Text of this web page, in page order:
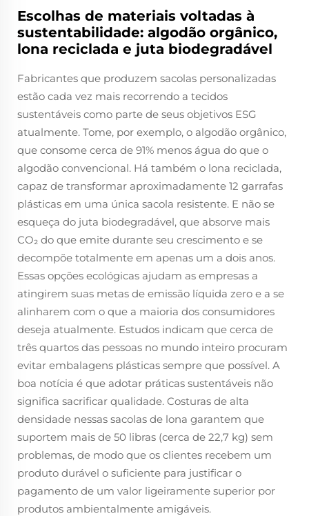
Escolhas de materiais voltadas à
sustentabilidade: algodão orgânico,
lona reciclada e juta biodegradável
Fabricantes que produzem sacolas personalizadas
estão cada vez mais recorrendo a tecidos
sustentáveis como parte de seus objetivos ESG
atualmente. Tome, por exemplo, o algodão orgânico,
que consome cerca de 91% menos água do que o
algodão convencional. Há também o lona reciclada,
capaz de transformar aproximadamente 12 garrafas
plásticas em uma única sacola resistente. E não se
esqueça do juta biodegradável, que absorve mais
CO₂ do que emite durante seu crescimento e se
decompõe totalmente em apenas um a dois anos.
Essas opções ecológicas ajudam as empresas a
atingirem suas metas de emissão líquida zero e a se
alinharem com o que a maioria dos consumidores
deseja atualmente. Estudos indicam que cerca de
três quartos das pessoas no mundo inteiro procuram
evitar embalagens plásticas sempre que possível. A
boa notícia é que adotar práticas sustentáveis não
significa sacrificar qualidade. Costuras de alta
densidade nessas sacolas de lona garantem que
suportem mais de 50 libras (cerca de 22,7 kg) sem
problemas, de modo que os clientes recebem um
produto durável o suficiente para justificar o
pagamento de um valor ligeiramente superior por
produtos ambientalmente amigáveis.